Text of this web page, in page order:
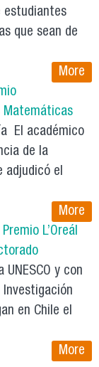
estudiantes
que sean de
More
Matemáticas
El académico
de la
adjudicó el
More
L’Oreál
y con
en Chile el
More